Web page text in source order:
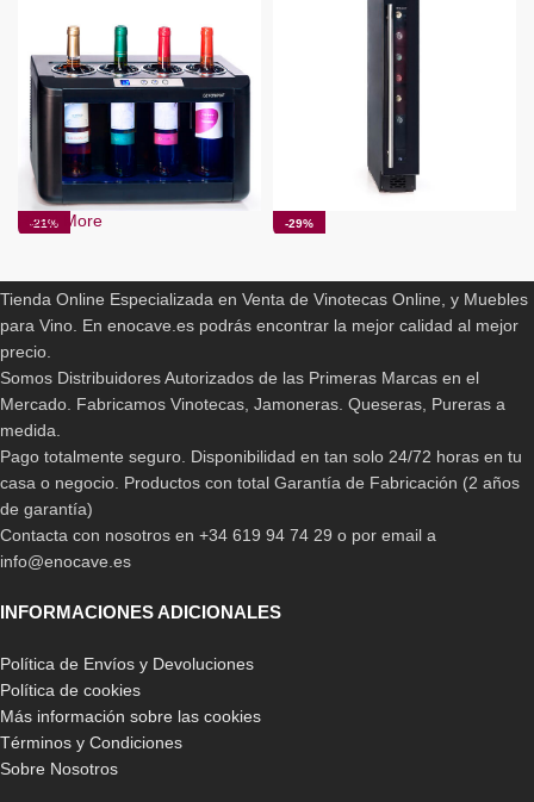
-21%
199,99€ 157,00€
-29%
475,00€ 339,00 €
-16%
CV016CNM
375,00€ 315,90€
Read More
Tienda Online Especializada en Venta de Vinotecas Online, y Muebles
para Vino. En enocave.es podrás encontrar la mejor calidad al mejor
precio.
Somos Distribuidores Autorizados de las Primeras Marcas en el
Mercado. Fabricamos Vinotecas, Jamoneras. Queseras, Pureras a
medida.
Pago totalmente seguro. Disponibilidad en tan solo 24/72 horas en tu
casa o negocio. Productos con total Garantía de Fabricación (2 años
de garantía)
Contacta con nosotros en +34 619 94 74 29 o por email a
info@enocave.es
INFORMACIONES ADICIONALES
Política de Envíos y Devoluciones
Política de cookies
Más información sobre las cookies
Términos y Condiciones
Sobre Nosotros